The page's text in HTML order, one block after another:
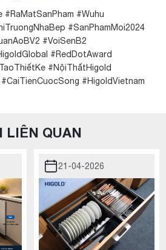
#Wuhu
#SanPhamMoi2024
#VoiSenB2
#RedDotAward
#NộiThấtHigold
#HigoldVietnam
LIÊN QUAN
21-04-2026